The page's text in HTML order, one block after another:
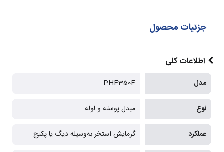
جزئیات محصول
اطلاعات کلی
مدل PHE350F
نوع مبدل پوسته و لوله
عملکرد گرمایش استخر به‌وسیله دیگ یا پکیج